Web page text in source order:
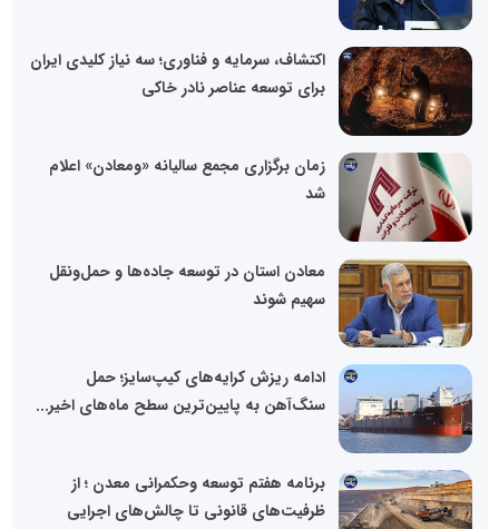
اکتشاف، سرمایه و فناوری؛ سه نیاز کلیدی ایران
برای توسعه عناصر نادر خاکی
زمان برگزاری مجمع سالیانه «ومعادن» اعلام
شد
معادن استان در توسعه جاده‌ها و حمل‌ونقل
سهیم شوند
ادامه ریزش کرایه‌های کیپ‌سایز؛ حمل
سنگ‌آهن به پایین‌ترین سطح ماه‌های اخیر...
برنامه هفتم توسعه وحکمرانی معدن ؛ از
ظرفیت‌های قانونی تا چالش‌های اجرایی